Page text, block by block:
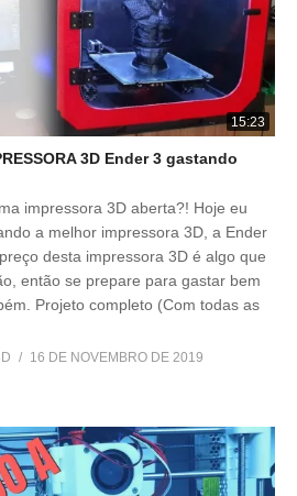
15:23
3D Ender 3 gastando
impressora 3D aberta?! Hoje eu
a melhor impressora 3D, a Ender
desta impressora 3D é algo que
então se prepare para gastar bem
Projeto completo (Com todas as
16 DE NOVEMBRO DE 2019